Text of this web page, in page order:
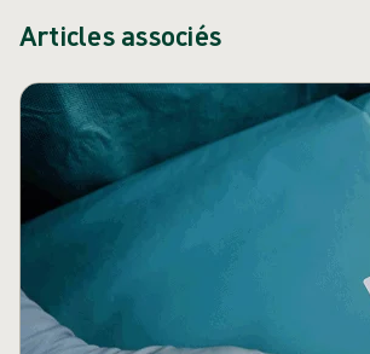
Articles associés
Passer le carrousel